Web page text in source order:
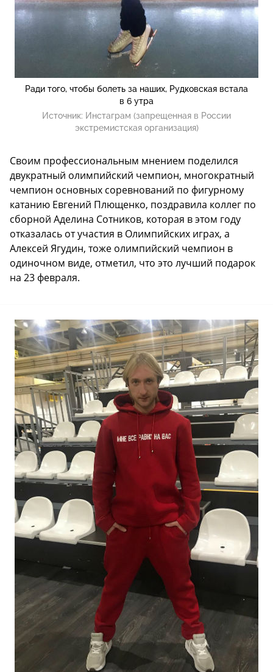
Ради того, чтобы болеть за наших, Рудковская встала
в 6 утра
Источник: Инстаграм (запрещенная в России
экстремистская организация)
Своим профессиональным мнением поделился
двукратный олимпийский чемпион, многократный
чемпион основных соревнований по фигурному
катанию Евгений Плющенко, поздравила коллег по
сборной Аделина Сотников, которая в этом году
отказалась от участия в Олимпийских играх, а
Алексей Ягудин, тоже олимпийский чемпион в
одиночном виде, отметил, что это лучший подарок
на 23 февраля.